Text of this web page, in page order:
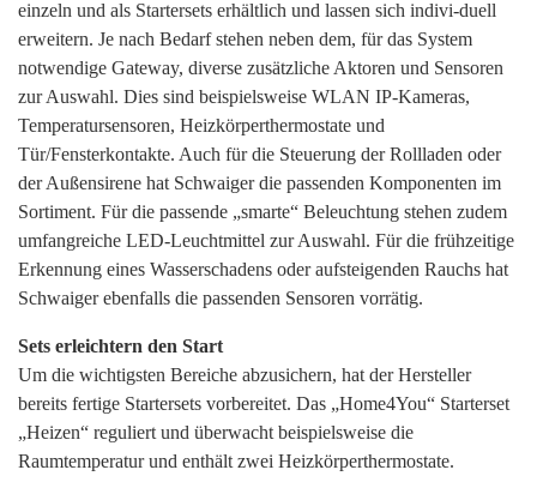
einzeln und als Startersets erhältlich und lassen sich indivi-duell
erweitern. Je nach Bedarf stehen neben dem, für das System
notwendige Gateway, diverse zusätzliche Aktoren und Sensoren
zur Auswahl. Dies sind beispielsweise WLAN IP-Kameras,
Temperatursensoren, Heizkörperthermostate und
Tür/Fensterkontakte. Auch für die Steuerung der Rollladen oder
der Außensirene hat Schwaiger die passenden Komponenten im
Sortiment. Für die passende „smarte“ Beleuchtung stehen zudem
umfangreiche LED-Leuchtmittel zur Auswahl. Für die frühzeitige
Erkennung eines Wasserschadens oder aufsteigenden Rauchs hat
Schwaiger ebenfalls die passenden Sensoren vorrätig.
Sets erleichtern den Start
Um die wichtigsten Bereiche abzusichern, hat der Hersteller
bereits fertige Startersets vorbereitet. Das „Home4You“ Starterset
„Heizen“ reguliert und überwacht beispielsweise die
Raumtemperatur und enthält zwei Heizkörperthermostate.